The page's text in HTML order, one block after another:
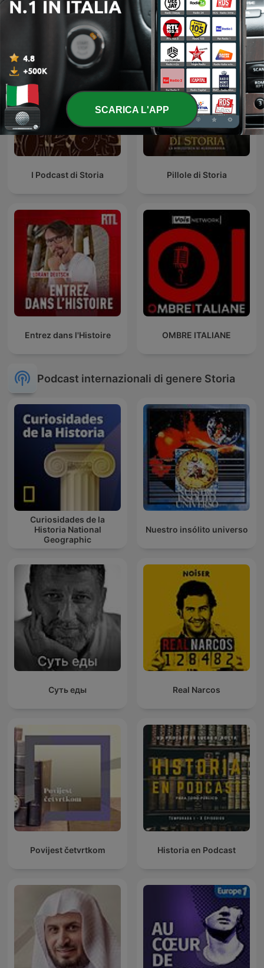
Il podcast di Alessandro
Barbero: Lezioni e
Conferenze di Storia
Les grands dossiers de
l'Histoire par Franck
Ferrand
I Podcast di Storia Pillole di Storia
Entrez dans l'Histoire OMBRE ITALIANE
Podcast internazionali di genere Storia
Curiosidades de la
Historia National
Geographic
Nuestro insólito universo
Суть еды Real Narcos
Povijest četvrtkom Historia en Podcast
SCARICA L'APP